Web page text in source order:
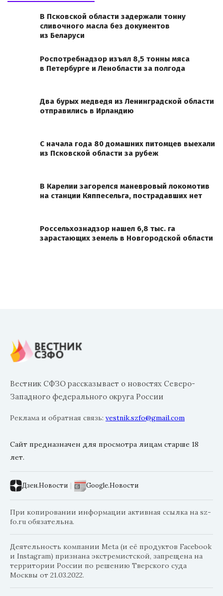
В Псковской области задержали тонну
сливочного масла без документов
из Беларуси
Роспотребнадзор изъял 8,5 тонны мяса
в Петербурге и Ленобласти за полгода
Два бурых медведя из Ленинградской области
отправились в Ирландию
С начала года 80 домашних питомцев выехали
из Псковской области за рубеж
В Карелии загорелся маневровый локомотив
на станции Кяппесельга, пострадавших нет
Россельхознадзор нашел 6,8 тыс. га
зарастающих земель в Новгородской области
Вестник СФЗО рассказывает о новостях Северо-
Западного федерального округа России
Реклама и обратная связь: vestnik.szfo@gmail.com
Сайт предназначен для просмотра лицам старше 18
лет.
Дзен.Новости | Google.Новости
При копировании информации активная ссылка на sz-
fo.ru обязательна.
Деятельность компании Meta (и её продуктов Facebook
и Instagram) признана экстремистской, запрещена на
территории России по решению Тверского суда
Москвы от 21.03.2022.